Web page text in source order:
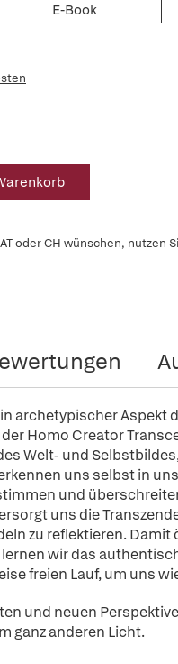
E-Book
oder CH wünschen, nutzen
archetypischer
Homo Creator
Welt- und
uns selbst in
und
uns die
zu reflektieren.
wir das
freien Lauf, um uns
und neuen
ganz anderen Licht.